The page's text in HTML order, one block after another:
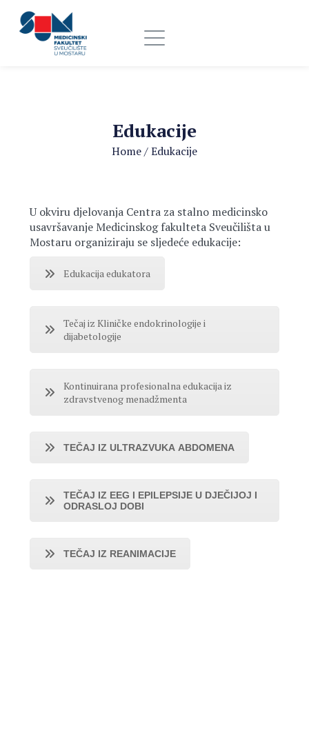
Edukacije
Home/Edukacije
U okviru djelovanja Centra za stalno medicinsko
usavršavanje Medicinskog fakulteta Sveučilišta u
Mostaru organiziraju se sljedeće edukacije:
Edukacija edukatora
Tečaj iz Kliničke endokrinologije i
dijabetologije
Kontinuirana profesionalna edukacija iz
zdravstvenog menadžmenta
TEČAJ IZ ULTRAZVUKA ABDOMENA
TEČAJ IZ EEG I EPILEPSIJE U DJEČIJOJ I
ODRASLOJ DOBI
TEČAJ IZ REANIMACIJE